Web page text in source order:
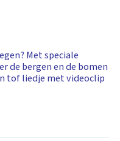
Met speciale
de bergen en de bomen
tof liedje met videoclip